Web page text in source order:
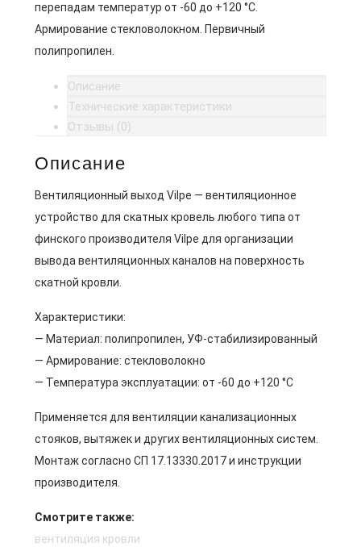
перепадам температур от -60 до +120 °C.
Армирование стекловолокном. Первичный
полипропилен.
Описание
Технические характеристики
Отзывы (0)
Описание
Вентиляционный выход Vilpe — вентиляционное
устройство для скатных кровель любого типа от
финского производителя Vilpe для организации
вывода вентиляционных каналов на поверхность
скатной кровли.
Характеристики:
— Материал: полипропилен, УФ-стабилизированный
— Армирование: стекловолокно
— Температура эксплуатации: от -60 до +120 °C
Применяется для вентиляции канализационных
стояков, вытяжек и других вентиляционных систем.
Монтаж согласно СП 17.13330.2017 и инструкции
производителя.
Смотрите также:
вентиляция кровли